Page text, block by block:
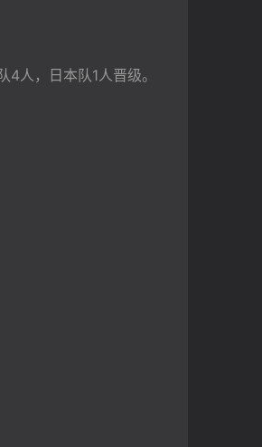
人，日本队1人晋级。